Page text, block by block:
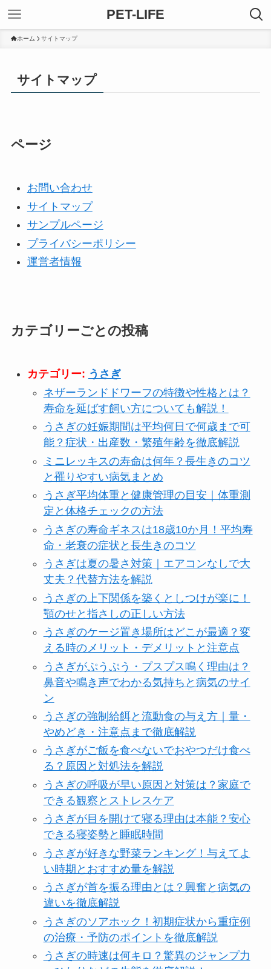
PET-LIFE
ホーム サイトマップ
サイトマップ
ページ
お問い合わせ
サイトマップ
サンプルページ
プライバシーポリシー
運営者情報
カテゴリーごとの投稿
カテゴリー: うさぎ
ネザーランドドワーフの特徴や性格とは？
寿命を延ばす飼い方についても解説！
うさぎの妊娠期間は平均何日で何歳まで可
能？症状・出産数・繁殖年齢を徹底解説
ミニレッキスの寿命は何年？長生きのコツ
と罹りやすい病気まとめ
うさぎ平均体重と健康管理の目安｜体重測
定と体格チェックの方法
うさぎの寿命ギネスは18歳10か月！平均寿
命・老衰の症状と長生きのコツ
うさぎは夏の暑さ対策｜エアコンなしで大
丈夫？代替方法を解説
うさぎの上下関係を築くとしつけが楽に！
顎のせと指さしの正しい方法
うさぎのケージ置き場所はどこが最適？変
える時のメリット・デメリットと注意点
うさぎがぷうぷう・プスプス鳴く理由は？
鼻音や鳴き声でわかる気持ちと病気のサイ
ン
うさぎの強制給餌と流動食の与え方｜量・
やめどき・注意点まで徹底解説
うさぎがご飯を食べないでおやつだけ食べ
る？原因と対処法を解説
うさぎの呼吸が早い原因と対策は？家庭で
できる観察とストレスケア
うさぎが目を開けて寝る理由は本能？安心
できる寝姿勢と睡眠時間
うさぎが好きな野菜ランキング！与えてよ
い時期とおすすめ量を解説
うさぎが首を振る理由とは？興奮と病気の
違いを徹底解説
うさぎのソアホック！初期症状から重症例
の治療・予防のポイントを徹底解説
うさぎの時速は何キロ？驚異のジャンプ力